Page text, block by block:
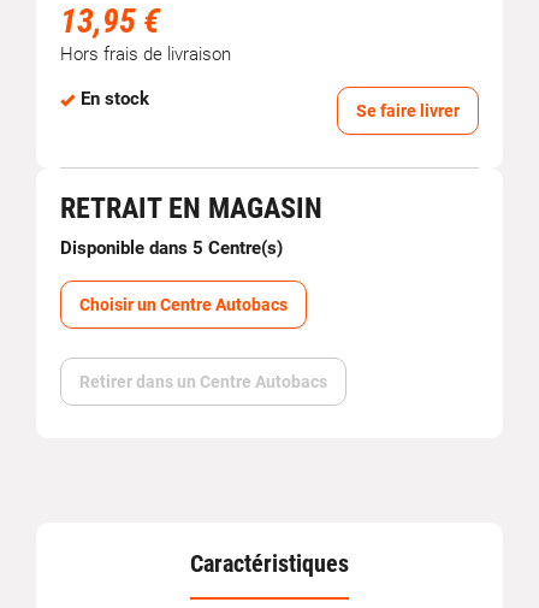
13,95 €
Hors frais de livraison
En stock
Se faire livrer
RETRAIT EN MAGASIN
Disponible dans 5 Centre(s)
Choisir un Centre Autobacs
Retirer dans un Centre Autobacs
Caractéristiques